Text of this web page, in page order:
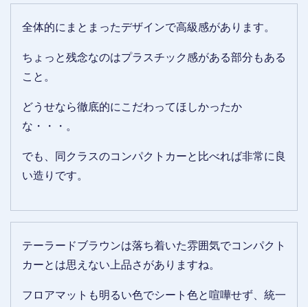
全体的にまとまったデザインで高級感があります。
ちょっと残念なのはプラスチック感がある部分もある
こと。
どうせなら徹底的にこだわってほしかったか
な・・・。
でも、同クラスのコンパクトカーと比べれば非常に良
い造りです。
テーラードブラウンは落ち着いた雰囲気でコンパクト
カーとは思えない上品さがありますね。
フロアマットも明るい色でシート色と喧嘩せず、統一